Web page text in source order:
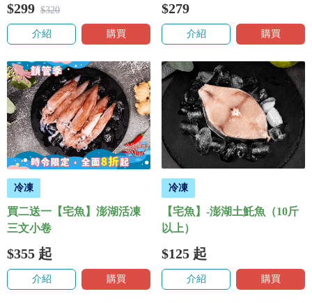
$299 $320
介紹 購買
$279
介紹 購買
冷凍
買二送一【宅魚】澎湖活凍
三文小卷
$355 起
介紹 購買
冷凍
【宅魚】-澎湖土魠魚（10斤
以上）
$125 起
介紹 購買